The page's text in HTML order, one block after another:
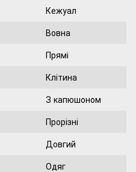
Кежуал
Вовна
Прямі
Клітина
З капюшоном
Прорізні
Довгий
Одяг